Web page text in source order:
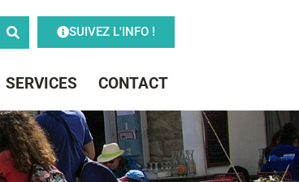
SUIVEZ L'INFO !
SERVICES CONTACT